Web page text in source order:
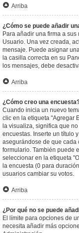
Arriba
¿Cómo se puede añadir
Para añadir una firma a
Usuario. Una vez creada,
mensaje. Puede asignar
la casilla correcta en su
los mensajes, debe
Arriba
¿Cómo creo una
Cuando inicia un nuevo
clic en la etiqueta "Agregar
la visualiza, significa que
encuestas. Inserte un título
asegurándose de que cada
formulario. También puede
seleccionar en la etiqueta
la encuesta (0 para
usuarios cambiar su votos.
Arriba
¿Por qué no se puede
El límite para opciones de
necesita añadir más